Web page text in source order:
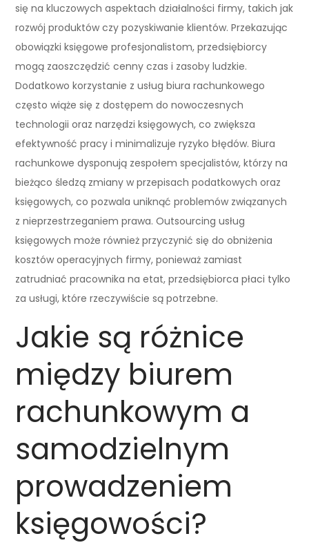
się na kluczowych aspektach działalności firmy, takich jak
rozwój produktów czy pozyskiwanie klientów. Przekazując
obowiązki księgowe profesjonalistom, przedsiębiorcy
mogą zaoszczędzić cenny czas i zasoby ludzkie.
Dodatkowo korzystanie z usług biura rachunkowego
często wiąże się z dostępem do nowoczesnych
technologii oraz narzędzi księgowych, co zwiększa
efektywność pracy i minimalizuje ryzyko błędów. Biura
rachunkowe dysponują zespołem specjalistów, którzy na
bieżąco śledzą zmiany w przepisach podatkowych oraz
księgowych, co pozwala uniknąć problemów związanych
z nieprzestrzeganiem prawa. Outsourcing usług
księgowych może również przyczynić się do obniżenia
kosztów operacyjnych firmy, ponieważ zamiast
zatrudniać pracownika na etat, przedsiębiorca płaci tylko
za usługi, które rzeczywiście są potrzebne.
Jakie są różnice
między biurem
rachunkowym a
samodzielnym
prowadzeniem
księgowości?